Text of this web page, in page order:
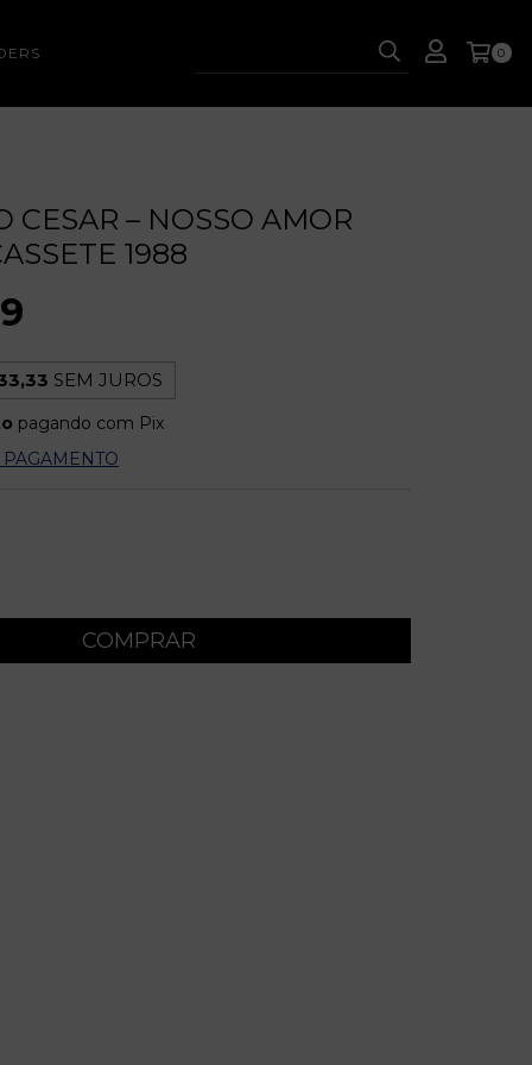
0
CESAR – NOSSO AMOR
1988
SEM JUROS
pagando com Pix